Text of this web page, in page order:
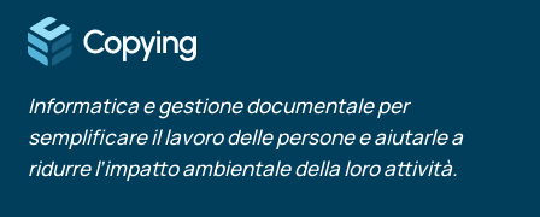
Informatica e gestione documentale per
semplificare il lavoro delle persone e aiutarle a
ridurre l’impatto ambientale della loro attività.